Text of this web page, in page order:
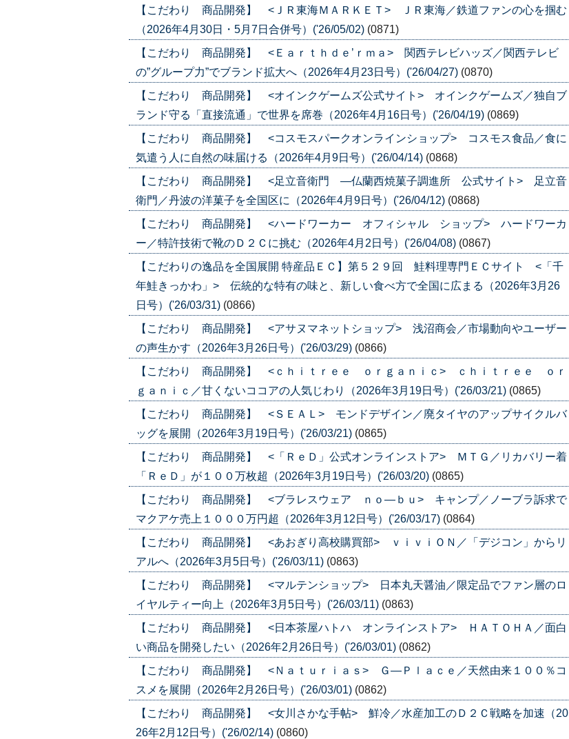
【こだわり 商品開発】 <ＪＲ東海ＭＡＲＫＥＴ> ＪＲ東海／鉄道ファンの心を掴む
（2026年4月30日・5月7日合併号）('26/05/02) (0871)
【こだわり 商品開発】 <Ｅａｒｔｈｄｅ’ｒｍａ> 関西テレビハッズ／関西テレビ
の”グループ力”でブランド拡大へ（2026年4月23日号）('26/04/27) (0870)
【こだわり 商品開発】 <オインクゲームズ公式サイト> オインクゲームズ／独自ブ
ランド守る「直接流通」で世界を席巻（2026年4月16日号）('26/04/19) (0869)
【こだわり 商品開発】 <コスモスパークオンラインショップ> コスモス食品／食に
気遣う人に自然の味届ける（2026年4月9日号）('26/04/14) (0868)
【こだわり 商品開発】 <足立音衛門 ―仏蘭西焼菓子調進所 公式サイト> 足立音
衛門／丹波の洋菓子を全国区に（2026年4月9日号）('26/04/12) (0868)
【こだわり 商品開発】 <ハードワーカー オフィシャル ショップ> ハードワーカ
ー／特許技術で靴のＤ２Ｃに挑む（2026年4月2日号）('26/04/08) (0867)
【こだわりの逸品を全国展開 特産品ＥＣ】第５２９回 鮭料理専門ＥＣサイト <「千
年鮭きっかわ」> 伝統的な特有の味と、新しい食べ方で全国に広まる（2026年3月26
日号）('26/03/31) (0866)
【こだわり 商品開発】 <アサヌマネットショップ> 浅沼商会／市場動向やユーザー
の声生かす（2026年3月26日号）('26/03/29) (0866)
【こだわり 商品開発】 <ｃｈｉｔｒｅｅ ｏｒｇａｎｉｃ> ｃｈｉｔｒｅｅ ｏｒ
ｇａｎｉｃ／甘くないココアの人気じわり（2026年3月19日号）('26/03/21) (0865)
【こだわり 商品開発】 <ＳＥＡＬ> モンドデザイン／廃タイヤのアップサイクルバ
ッグを展開（2026年3月19日号）('26/03/21) (0865)
【こだわり 商品開発】 <「ＲｅＤ」公式オンラインストア> ＭＴＧ／リカバリー着
「ＲｅＤ」が１００万枚超（2026年3月19日号）('26/03/20) (0865)
【こだわり 商品開発】 <ブラレスウェア ｎｏ―ｂｕ> キャンプ／ノーブラ訴求で
マクアケ売上１０００万円超（2026年3月12日号）('26/03/17) (0864)
【こだわり 商品開発】 <あおぎり高校購買部> ｖｉｖｉＯＮ／「デジコン」からリ
アルへ（2026年3月5日号）('26/03/11) (0863)
【こだわり 商品開発】 <マルテンショップ> 日本丸天醤油／限定品でファン層のロ
イヤルティー向上（2026年3月5日号）('26/03/11) (0863)
【こだわり 商品開発】 <日本茶屋ハトハ オンラインストア> ＨＡＴＯＨＡ／面白
い商品を開発したい（2026年2月26日号）('26/03/01) (0862)
【こだわり 商品開発】 <Ｎａｔｕｒｉａｓ> Ｇ―Ｐｌａｃｅ／天然由来１００％コ
スメを展開（2026年2月26日号）('26/03/01) (0862)
【こだわり 商品開発】 <女川さかな手帖> 鮮冷／水産加工のＤ２Ｃ戦略を加速（20
26年2月12日号）('26/02/14) (0860)